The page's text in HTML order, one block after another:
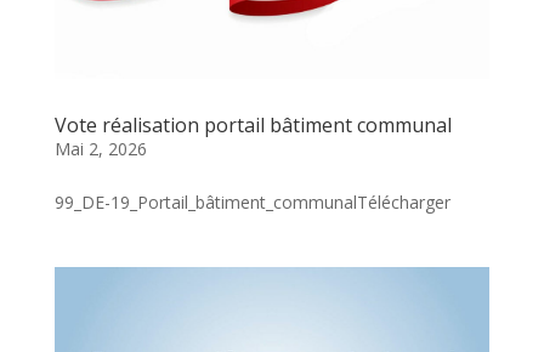
Vote réalisation portail bâtiment communal
Mai 2, 2026
99_DE-19_Portail_bâtiment_communalTélécharger